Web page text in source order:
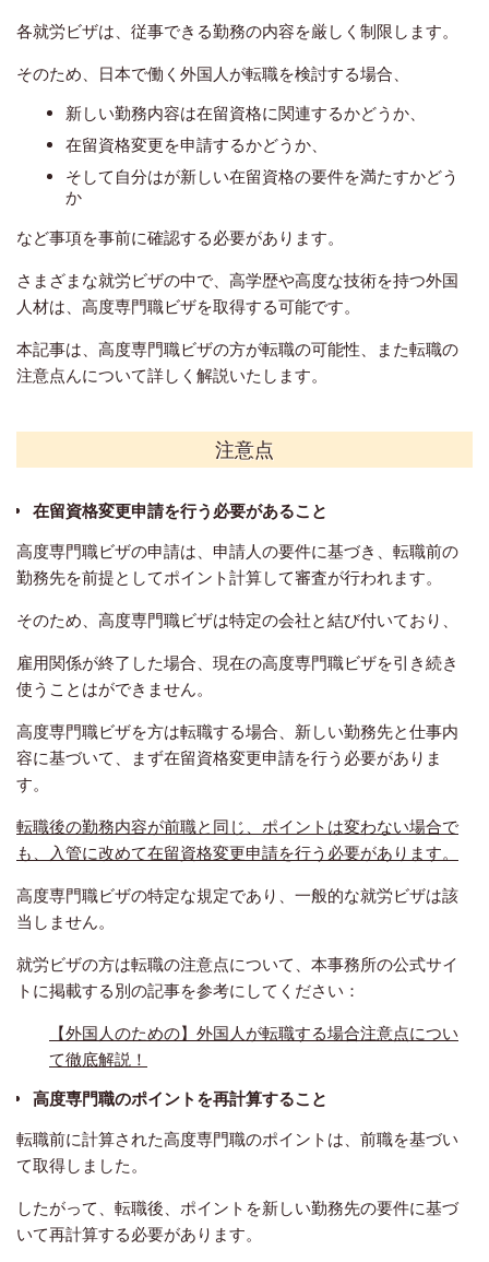
各就労ビザは 、従事できる勤務の内容を厳しく制限します。
そのため、日本で働く外国人が転職を検討する場合、
新しい勤務内容は在留資格に関連するかどうか、
在留資格変更を申請するかどうか、
そして自分はが新しい在留資格の要件を満たすかどう
か
など事項を事前に確認する必要があります。
さまざまな就労ビザの中で、高学歴や高度な技術を持つ外国
人材は、高度専門職ビザを取得する可能です。
本記事は、高度専門職ビザの方が転職の可能性、また転職の
注意点んについて詳しく解説いたします。
注意点
在留資格変更申請を行う必要があること
高度専門職ビザの申請は、申請人の要件に基づき、転職前の
勤務先を前提としてポイント計算して審査が行われます。
そのため、高度専門職ビザは特定の会社と結び付いており、
雇用関係が終了した場合、現在の高度専門職ビザを引き続き
使うことはができません。
高度専門職ビザを方は転職する場合、新しい勤務先と仕事内
容に基づいて、まず在留資格変更申請を行う必要がありま
す。
転職後の勤務内容が前職と同じ、ポイントは変わない場合で
も、入管に改めて在留資格変更申請を行う必要があります。
高度専門職ビザの特定な規定であり、一般的な就労ビザは該
当しません。
就労ビザの方は転職の注意点について、本事務所の公式サイ
トに掲載する別の記事を参考にしてください：
【外国人のための】外国人が転職する場合注意点につい
て徹底解説！
高度専門職のポイントを再計算すること
転職前に計算された高度専門職のポイントは、前職を基づい
て取得しました。
したがって、転職後、ポイントを新しい勤務先の要件に基づ
いて再計算する必要があります。